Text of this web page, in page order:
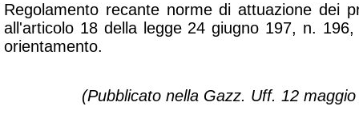
Regolamento recante norme di attuazione dei
all'articolo 18 della legge 24 giugno 197, n.
orientamento.
(Pubblicato nella Gazz. Uff. 12